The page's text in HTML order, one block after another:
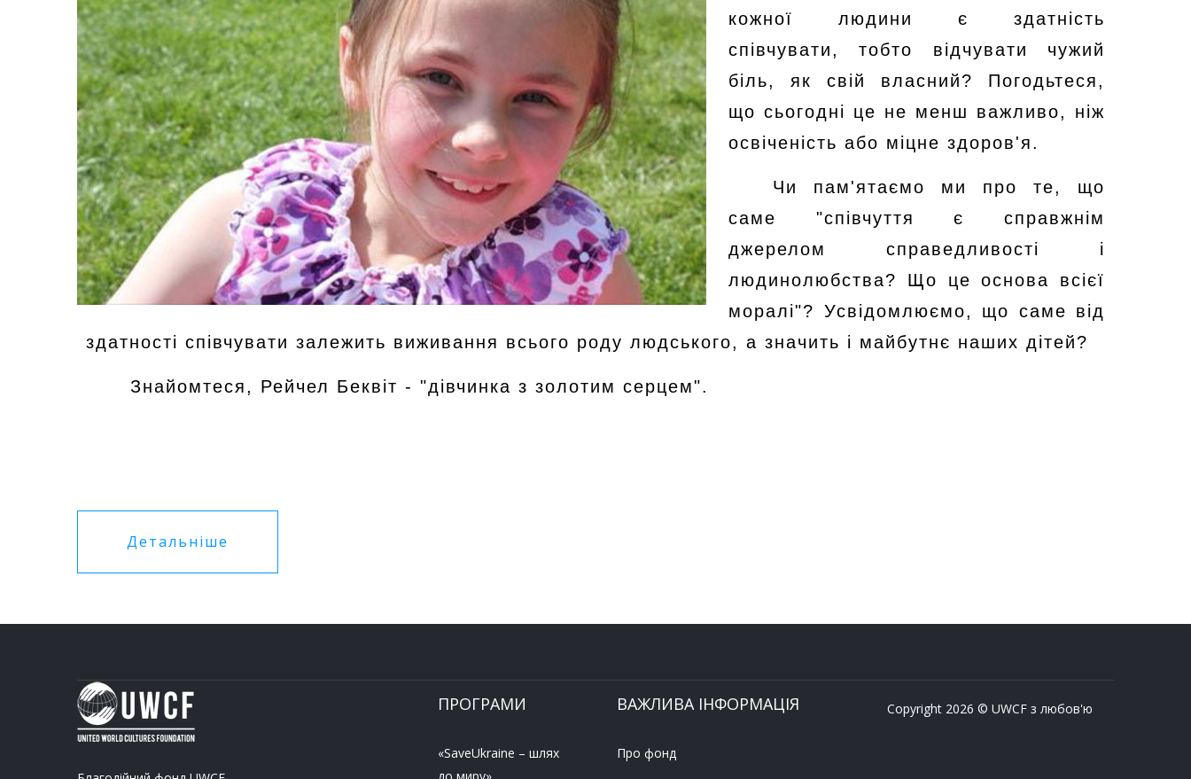
кожної людини є здатність
співчувати, тобто відчувати чужий
біль, як свій власний? Погодьтеся,
що сьогодні це не менш важливо, ніж
освіченість або міцне здоров'я.
Чи пам'ятаємо ми про те, що
саме "співчуття є справжнім
джерелом справедливості і
людинолюбства? Що це основа всієї
моралі"? Усвідомлюємо, що саме від
здатності співчувати залежить виживання всього роду людського, а значить і майбутнє наших дітей?
Знайомтеся, Рейчел Беквіт - "дівчинка з золотим серцем".
Детальніше
ПРОГРАМИ
«SaveUkraine – шлях
ВАЖЛИВА ІНФОРМАЦІЯ
Про фонд
Copyright 2026 © UWCF з любов'ю